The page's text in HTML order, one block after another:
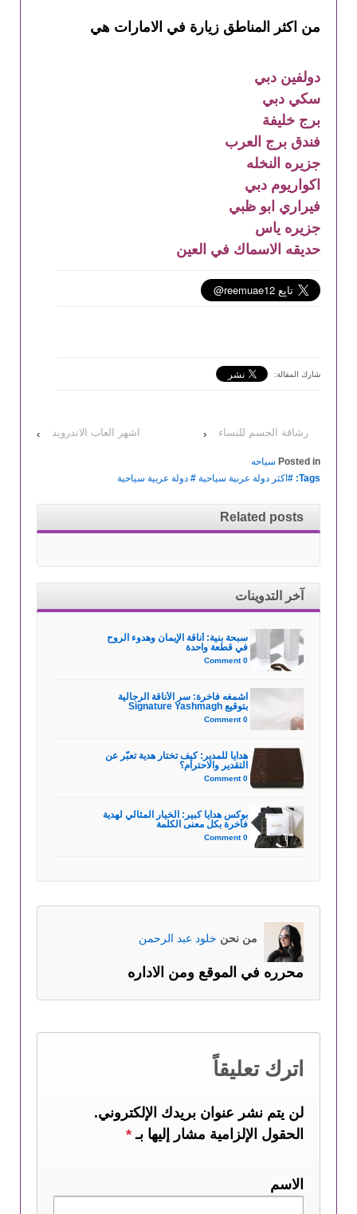
من اكثر المناطق زيارة في الامارات هي
دولفين دبي
سكي دبي
برج خليفة
فندق برج العرب
جزيره النخله
اكواريوم دبي
فيراري ابو ظبي
جزيره ياس
حديقه الاسماك في العين
شارك المقالة:
‹ رشاقة الجسم للنساء اشهر العاب الاندرويد ›
Posted in سياحه
Tags: #
اكثر دولة عربية سياحية # دولة عربية سياحية
Related posts
آخر التدوينات
سبحة بنية: أناقة الإيمان وهدوء الروح
في قطعة واحدة
0 Comment
اشمغه فاخرة: سر الأناقة الرجالية
بتوقيع Signature Yashmagh
0 Comment
هدايا للمدير: كيف تختار هدية تعبّر عن
التقدير والاحترام؟
0 Comment
بوكس هدايا كبير: الخيار المثالي لهدية
فاخرة بكل معنى الكلمة
0 Comment
من نحن خلود عبد الرحمن
محرره في الموقع ومن الاداره
اترك تعليقاً
لن يتم نشر عنوان بريدك الإلكتروني.
الحقول الإلزامية مشار إليها بـ *
الاسم